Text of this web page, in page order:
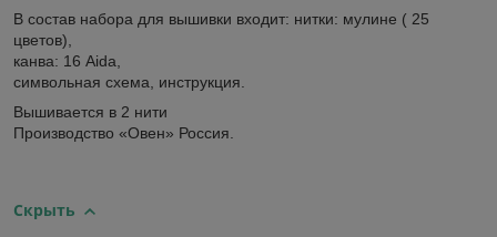
В состав набора для вышивки входит: нитки: мулине ( 25
цветов),
канва: 16 Aida,
символьная схема, инструкция.
Вышивается в 2 нити
Производство «Овен» Россия.
Скрыть